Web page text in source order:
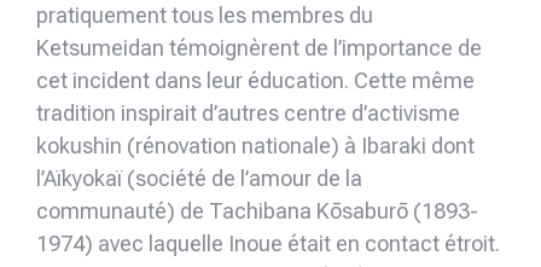
pratiquement tous les membres du
Ketsumeidan témoignèrent de l’importance de
cet incident dans leur éducation. Cette même
tradition inspirait d’autres centre d’activisme
kokushin (rénovation nationale) à Ibaraki dont
l’Aïkyokaï (société de l’amour de la
communauté) de Tachibana Kōsaburō (1893-
1974) avec laquelle Inoue était en contact étroit.